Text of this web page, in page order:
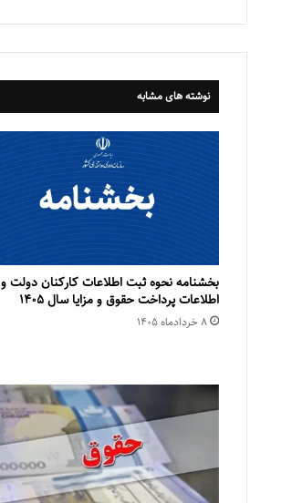
نوشته های مشابه
بخشنامه نحوه ثبت اطلاعات کارکنان دولت و
اطلاعات پرداخت حقوق و مزایا سال ۱۴۰۵
۸ خرداد‌ماه ۱۴۰۵